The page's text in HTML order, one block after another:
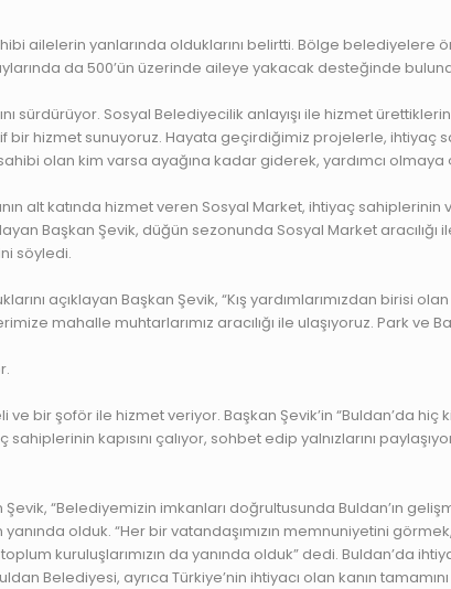
ailelerin yanlarında olduklarını belirtti. Bölge belediyelere
da 500’ün üzerinde aileye yakacak desteğinde
sürdürüyor. Sosyal Belediyecilik anlayışı ile hizmet
bir hizmet sunuyoruz. Hayata geçirdiğimiz projelerle, ihtiyaç
olan kim varsa ayağına kadar giderek, yardımcı olmaya
alt katında hizmet veren Sosyal Market, ihtiyaç
Başkan Şevik, düğün sezonunda Sosyal Market
söyledi.
açıklayan Başkan Şevik, “Kış yardımlarımızdan birisi
mahalle muhtarlarımız aracılığı ile ulaşıyoruz. Park ve
bir şoför ile hizmet veriyor. Başkan Şevik’in “Buldan’da hiç
kapısını çalıyor, sohbet edip yalnızlarını
“Belediyemizin imkanları doğrultusunda Buldan’ın
olduk. “Her bir vatandaşımızın memnuniyetini
kuruluşlarımızın da yanında olduk” dedi. Buldan’da
Belediyesi, ayrıca Türkiye’nin ihtiyacı olan kanın